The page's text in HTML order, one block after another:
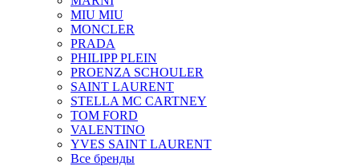
MIU MIU
MONCLER
PRADA
PHILIPP PLEIN
PROENZA SCHOULER
SAINT LAURENT
STELLA MC CARTNEY
TOM FORD
VALENTINO
YVES SAINT LAURENT
Все бренды